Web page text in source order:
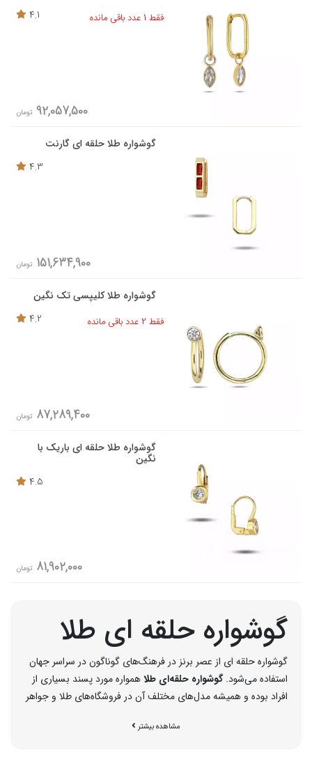
فقط 1 عدد باقی مانده
4.1
92,057,500 تومان
گوشواره طلا حلقه ای گارنت
4.3
151,634,900 تومان
گوشواره طلا کلیپسی تک نگین
فقط 2 عدد باقی مانده
4.2
87,289,400 تومان
گوشواره طلا حلقه ای باریک با
نگین
4.5
81,902,000 تومان
گوشواره حلقه ای طلا
گوشواره حلقه ای از عصر برنز در فرهنگ‌های گوناگون در سراسر جهان
استفاده می‌شود.گوشواره حلقه‌ای طلاهمواره مورد پسند بسیاری از
افراد بوده و همیشه مدل‌های مختلف آن در فروشگاه‌های طلا و جواهر
می‌گیرد و مانند بسیاری از مدل‌های میخی پشت گوش را هنگام
مشاهده بیشتر